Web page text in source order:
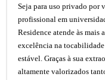
Seja para uso privado por
profissional em
Residence atende às mais
excelência na
estável. Graças à sua
altamente valorizados